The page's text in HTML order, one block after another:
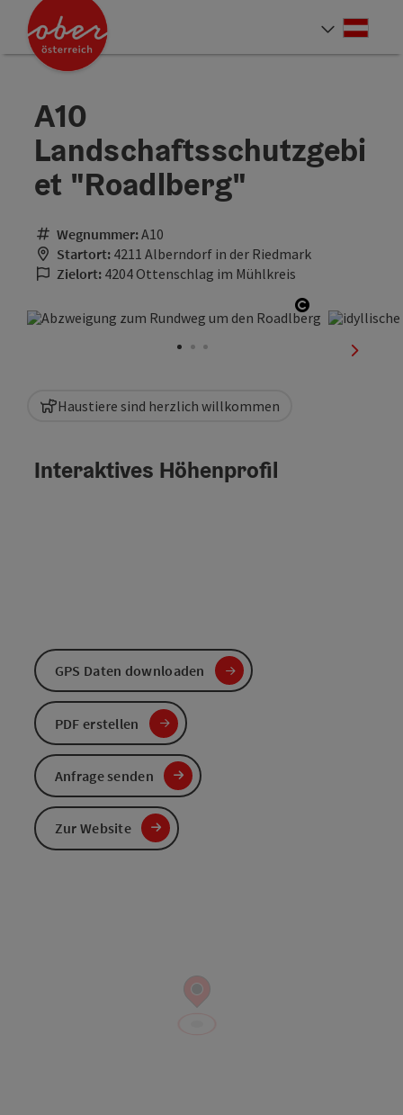
Zum Inhalt
Zur Navigation
Zum Seitenanfang
Zur Kontaktseite
Zur Suche Accesskey
[4]
Zum Impressum
Zu den Hinweisen zur Bedienung der Website Accesskey
Zur Startseite
A10
Landschaftsschutzgebi
et "Roadlberg"
Wegnummer:A10
Startort: 4211 Alberndorf in der Riedmark
Zielort: 4204 Ottenschlag im Mühlkreis
Copyright
Haustiere sind herzlich willkommen
Interaktives Höhenprofil
GPS Daten downloaden
PDF erstellen
Anfrage senden
Zur Website